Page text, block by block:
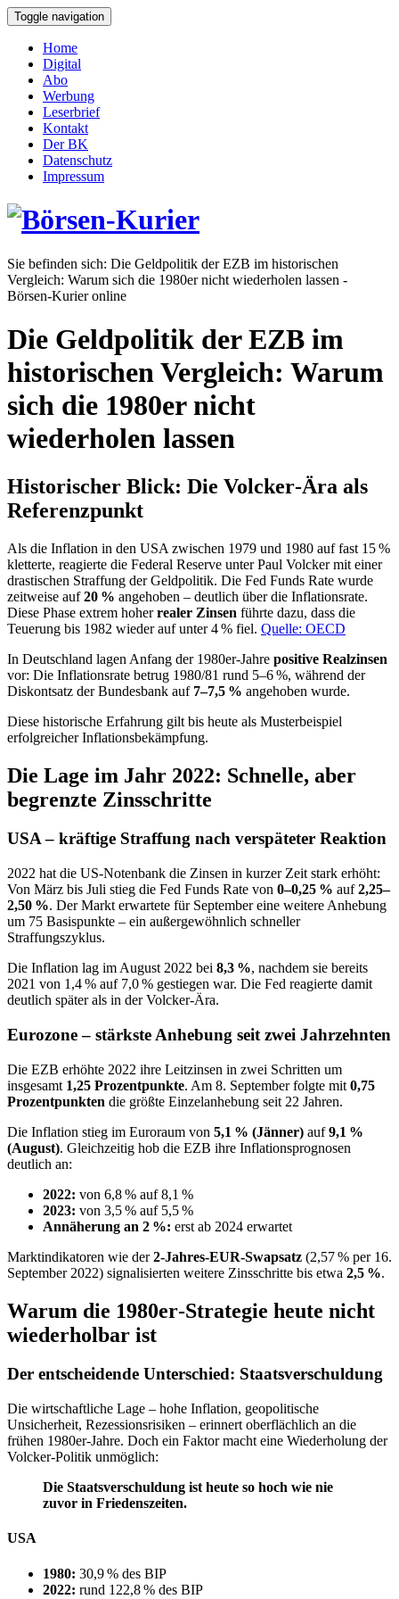
Toggle navigation
Home
Digital
Abo
Werbung
Leserbrief
Kontakt
Der BK
Datenschutz
Impressum
Sie befinden sich: Die Geldpolitik der EZB im historischen
Vergleich: Warum sich die 1980er nicht wiederholen lassen -
Börsen-Kurier online
Die Geldpolitik der EZB im
historischen Vergleich: Warum
sich die 1980er nicht
wiederholen lassen
Historischer Blick: Die Volcker‑Ära als
Referenzpunkt
Als die Inflation in den USA zwischen 1979 und 1980 auf fast 15 %
kletterte, reagierte die Federal Reserve unter Paul Volcker mit einer
drastischen Straffung der Geldpolitik. Die Fed Funds Rate wurde
zeitweise auf20 % angehoben – deutlich über die Inflationsrate.
Diese Phase extrem hoherrealer Zinsen führte dazu, dass die
Teuerung bis 1982 wieder auf unter 4 % fiel. Quelle: OECD
In Deutschland lagen Anfang der 1980er‑Jahre positive Realzinsen
vor: Die Inflationsrate betrug 1980/81 rund 5–6 %, während der
Diskontsatz der Bundesbank auf 7–7,5 % angehoben wurde.
Diese historische Erfahrung gilt bis heute als Musterbeispiel
erfolgreicher Inflationsbekämpfung.
Die Lage im Jahr 2022: Schnelle, aber
begrenzte Zinsschritte
USA – kräftige Straffung nach verspäteter Reaktion
2022 hat die US‑Notenbank die Zinsen in kurzer Zeit stark erhöht:
Von März bis Juli stieg die Fed Funds Rate von 0–0,25 % auf2,25–
2,50 %. Der Markt erwartete für September eine weitere Anhebung
um 75 Basispunkte – ein außergewöhnlich schneller
Straffungszyklus.
Die Inflation lag im August 2022 bei 8,3 %, nachdem sie bereits
2021 von 1,4 % auf 7,0 % gestiegen war. Die Fed reagierte damit
deutlich später als in der Volcker‑Ära.
Eurozone – stärkste Anhebung seit zwei Jahrzehnten
Die EZB erhöhte 2022 ihre Leitzinsen in zwei Schritten um
insgesamt 1,25 Prozentpunkte. Am 8. September folgte mit 0,75
Prozentpunkten die größte Einzelanhebung seit 22 Jahren.
Die Inflation stieg im Euroraum von 5,1 % (Jänner) auf9,1 %
(August). Gleichzeitig hob die EZB ihre Inflationsprognosen
deutlich an:
2022: von 6,8 % auf 8,1 %
2023: von 3,5 % auf 5,5 %
Annäherung an 2 %: erst ab 2024 erwartet
Marktindikatoren wie der2‑Jahres‑EUR‑Swapsatz (2,57 % per 16.
September 2022) signalisierten weitere Zinsschritte bis etwa 2,5 %.
Warum die 1980er‑Strategie heute nicht
wiederholbar ist
Der entscheidende Unterschied: Staatsverschuldung
Die wirtschaftliche Lage – hohe Inflation, geopolitische
Unsicherheit, Rezessionsrisiken – erinnert oberflächlich an die
frühen 1980er‑Jahre. Doch ein Faktor macht eine Wiederholung der
Volcker‑Politik unmöglich:
Die Staatsverschuldung ist heute so hoch wie nie
zuvor in Friedenszeiten.
USA
1980: 30,9 % des BIP
2022: rund 122,8 % des BIP